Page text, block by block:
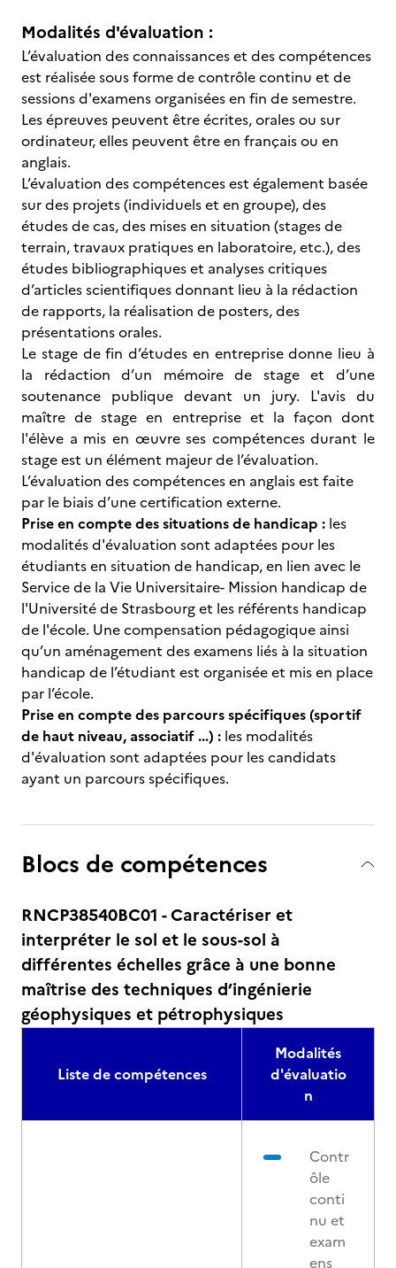
Modalités d'évaluation :
L’évaluation des connaissances et des compétences
est réalisée sous forme de contrôle continu et de
sessions d'examens organisées en fin de semestre.
Les épreuves peuvent être écrites, orales ou sur
ordinateur, elles peuvent être en français ou en
anglais.
L’évaluation des compétences est également basée
sur des projets (individuels et en groupe), des
études de cas, des mises en situation (stages de
terrain, travaux pratiques en laboratoire, etc.), des
études bibliographiques et analyses critiques
d’articles scientifiques donnant lieu à la rédaction
de rapports, la réalisation de posters, des
présentations orales.
Le stage de fin d’études en entreprise donne lieu à
la rédaction d’un mémoire de stage et d’une
soutenance publique devant un jury. L'avis du
maître de stage en entreprise et la façon dont
l'élève a mis en œuvre ses compétences durant le
stage est un élément majeur de l’évaluation.
L’évaluation des compétences en anglais est faite
par le biais d’une certification externe.
Prise en compte des situations de handicap : les
modalités d'évaluation sont adaptées pour les
étudiants en situation de handicap, en lien avec le
Service de la Vie Universitaire- Mission handicap de
l'Université de Strasbourg et les référents handicap
de l'école. Une compensation pédagogique ainsi
qu’un aménagement des examens liés à la situation
handicap de l’étudiant est organisée et mis en place
par l’école.
Prise en compte des parcours spécifiques (sportif
de haut niveau, associatif ...) : les modalités
d'évaluation sont adaptées pour les candidats
ayant un parcours spécifiques.
Blocs de compétences
RNCP38540BC01 - Caractériser et
interpréter le sol et le sous-sol à
différentes échelles grâce à une bonne
maîtrise des techniques d’ingénierie
géophysiques et pétrophysiques
Liste de compétences
Modalités
d'évaluatio
n
Contr
ôle
conti
nu et
exam
ens